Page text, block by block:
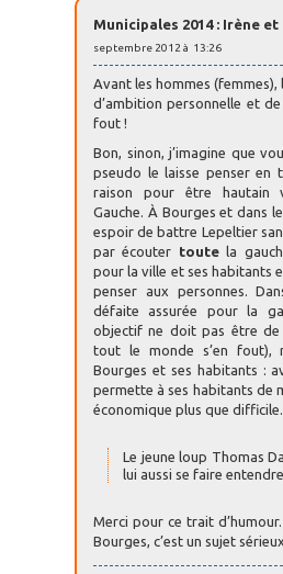
Municipales 2014 : Irène
septembre 2012 à 13:26
Avant les hommes (femmes),
d’ambition personnelle et
fout !
Bon, sinon, j’imagine que
pseudo le laisse penser en
raison pour être hautain
Gauche. À Bourges et dans
espoir de battre Lepeltier
par écouter toutela
pour la ville et ses habitants
penser aux personnes.
défaite assurée pour la
objectif ne doit pas être de
tout le monde s’en fout),
Bourges et ses habitants :
permette à ses habitants de
économique plus que difficile.
Le jeune loup Thomas
lui aussi se faire
Merci pour ce trait
Bourges, c’est un sujet